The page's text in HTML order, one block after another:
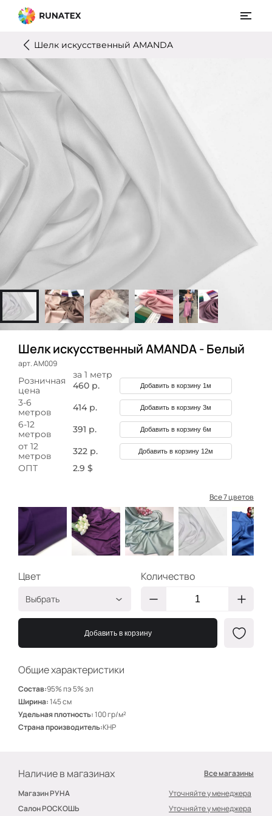
Шелк искусственный AMANDA
Шелк искусственный AMANDA - Белый
арт. АМ009
Общие характеристики
Состав:95% пэ 5% эл
Ширина:145 см
Удельная плотность:100 гр/м²
Страна производитель:КНР
за 1 метр
Розничная
цена
460 р. Добавить в корзину 1м
3-6
метров
414 р. Добавить в корзину 3м
6-12
метров
391 р. Добавить в корзину 6м
от 12
метров
322 р. Добавить в корзину 12м
ОПТ 2.9 $
Все 7 цветов
Наличие в магазинах
Все магазины
Магазин РУНА
Уточняйте у менеджера
Салон РОСКОШЬ
Уточняйте у менеджера
Цвет
Выбрать
Баклажан
АМ187
АМ216
Белый
Василёк 15
Персик 05
Количество
Добавить в корзину